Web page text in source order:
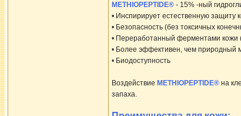
METHIOPEPTIDE® - 15% -ный
• Инспирирует естественную защиту
• Безопасность (без токсичных
• Переработанный ферментами кожи
• Более эффективен, чем природный
• Биодоступность
Воздействие METHIOPEPTIDE® на
запаха.